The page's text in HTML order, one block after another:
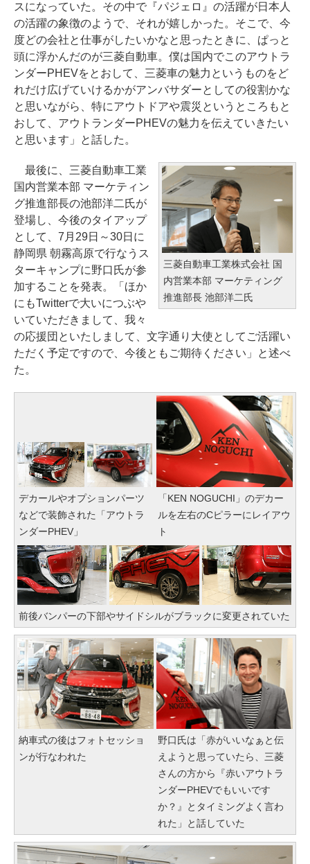
スになっていた。その中で『パジェロ』の活躍が日本人
の活躍の象徴のようで、それが嬉しかった。そこで、今
度どの会社と仕事がしたいかなと思ったときに、ぱっと
頭に浮かんだのが三菱自動車。僕は国内でこのアウトラ
ンダーPHEVをとおして、三菱車の魅力というものをど
れだけ広げていけるかがアンバサダーとしての役割かな
と思いながら、特にアウトドアや震災というところもと
おして、アウトランダーPHEVの魅力を伝えていきたい
と思います」と話した。
三菱自動車工業株式会社 国
内営業本部 マーケティング
推進部長 池部洋二氏
最後に、三菱自動車工業
国内営業本部 マーケティン
グ推進部長の池部洋二氏が
登場し、今後のタイアップ
として、7月29日～30日に
静岡県 朝霧高原で行なうス
ターキャンプに野口氏が参
加することを発表。「ほか
にもTwitterで大いにつぶや
いていただきまして、我々
の応援団といたしまして、文字通り大使としてご活躍い
ただく予定ですので、今後ともご期待ください」と述べ
た。
デカールやオプションパーツ
などで装飾された「アウトラ
ンダーPHEV」
「KEN NOGUCHI」のデカー
ルを左右のCピラーにレイアウ
ト
前後バンパーの下部やサイドシルがブラックに変更されていた
納車式の後はフォトセッショ
ンが行なわれた
野口氏は「赤がいいなぁと伝
えようと思っていたら、三菱
さんの方から『赤いアウトラ
ンダーPHEVでもいいです
か？』とタイミングよく言わ
れた」と話していた